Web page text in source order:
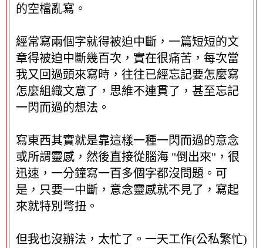
的空檔亂寫。
經常寫兩個字就得被迫中斷，一篇短短的文
章得被迫中斷幾百次，實在很痛苦，每次當
我又回過頭來寫時，往往已經忘記要怎麼寫
怎麼組織文意了，思維不連貫了，甚至忘記
一閃而過的想法。
寫東西其實就是靠這樣一種一閃而過的意念
或所謂靈感，然後直接從腦海 "倒出來"，很
迅速，一分鐘寫一百多個字都沒問題。可
是，只要一中斷，意念靈感就不見了，寫起
來就特別彆扭。
但我也沒辦法，太忙了。一天工作(公私繁忙)